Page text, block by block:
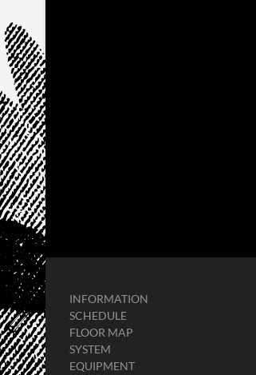
INFORMATION
SCHEDULE
FLOOR MAP
SYSTEM
EQUIPMENT